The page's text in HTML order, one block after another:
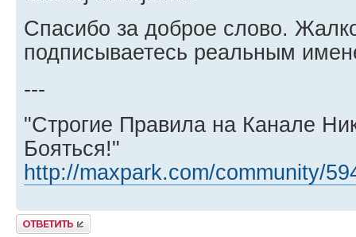
Спасибо за доброе слово.
подписываетесь реальным
---
"Строгие Правила на Канале
Бояться!"
http://maxpark.com/community/
Ответить